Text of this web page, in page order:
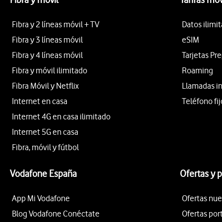
Fibra y 2 líneas móvil + TV
Fibra y 3 líneas móvil
Fibra y 4 líneas móvil
Fibra y móvil ilimitado
Fibra Móvil y Netflix
Internet en casa
Internet 4G en casa ilimitado
Internet 5G en casa
Fibra, móvil y fútbol
Datos
eSIM
Tarjetas
Roaming
Llamadas
Teléfono
Vodafone España
App Mi Vodafone
Blog Vodafone Conéctate
Ofertas y
Ofertas
Ofertas